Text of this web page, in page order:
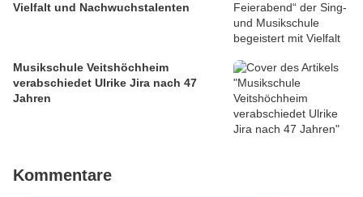
Vielfalt und Nachwuchstalenten
Musikschule Veitshöchheim
verabschiedet Ulrike Jira nach 47
Jahren
Kommentare